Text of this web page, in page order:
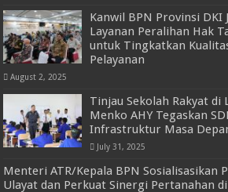
Kanwil BPN Provinsi DKI
Layanan Peralihan Hak
untuk Tingkatkan
Pelayanan
August 2, 2025
Tinjau Sekolah Rakyat di
Menko AHY Tegaskan
Infrastruktur Masa
July 31, 2025
Menteri ATR/Kepala BPN Sosialisasikan
Ulayat dan Perkuat Sinergi Pertanahan di